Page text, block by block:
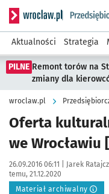
Serwis informacyjny
Aktualności Strategia
PILNE Remont torów na
zmiany dla
wroclaw.pl
Oferta
we Wrocławiu
Data publikacji:
26.09.2016 06:11 | Autor:
Jarek
temu, 21.12.2020
Materiał archiwalny